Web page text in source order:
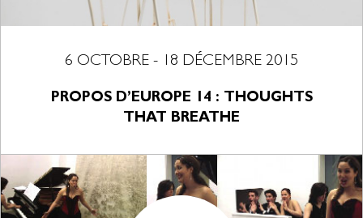
6 OCTOBRE - 18 DÉCEMBRE 2015
PROPOS D’EUROPE 14 : THOUGHTS
THAT BREATHE